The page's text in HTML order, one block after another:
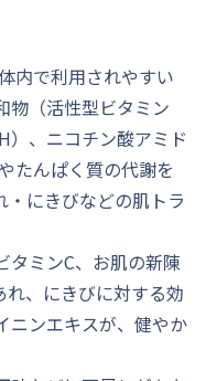
内で利用されやすい
物（活性型ビタミン
）、ニコチン酸アミド
たんぱく質の代謝を
にきびなどの肌トラ
ミンC、お肌の新陳
、にきびに対する効
ニンエキスが、健やか